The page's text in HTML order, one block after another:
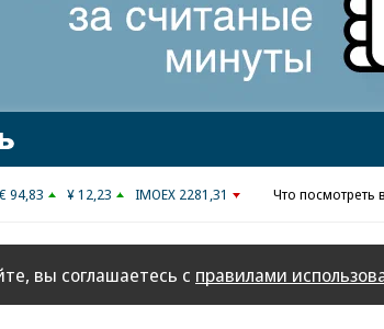
€ 94,83 ¥ 12,23 IMOEX 2281,31 Что посмотреть
вы соглашаетесь с правилами